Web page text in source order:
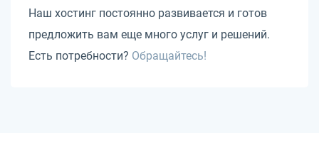
Наш хостинг постоянно развивается и готов
предложить вам еще много услуг и решений.
Есть потребности? Обращайтесь!